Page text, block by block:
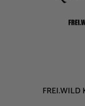
FREI.WILD